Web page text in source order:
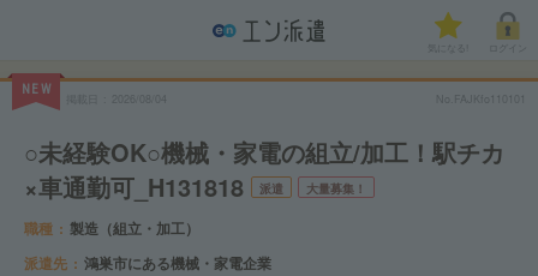
気になる!
NEW
2026/08/04 No.FAJKfo110101
○未経験OK○機械・家電の組立/加工！駅チカ
×車通勤可_H131818
派遣 大量募集！
職種
製造（組立・加工）
派遣先
鴻巣市にある機械・家電企業